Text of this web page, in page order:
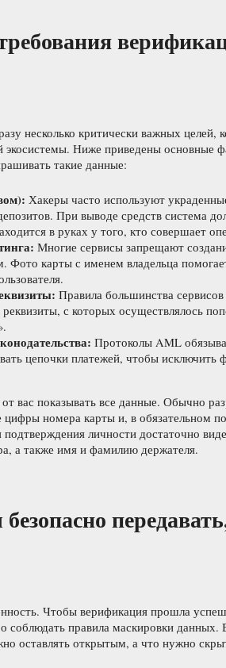
несколько критически важных целей,
экосистемы. Ниже приведены основные
такие данные:
Хакеры часто используют
При выводе средств система
в руках у того, кто совершает
Многие сервисы запрещают
Фото карты с именем владельца
Правила большинства
с которых осуществлялось
Протоколы AML
цепочки платежей, чтобы исключить
вас показывать все данные. Обычно
цифры номера карты и, в обязательном
личности достаточно
а также имя и фамилию держателя.
Чтобы верификация прошла
соблюдать правила маскировки данных.
оставлять открытым, а что нужно